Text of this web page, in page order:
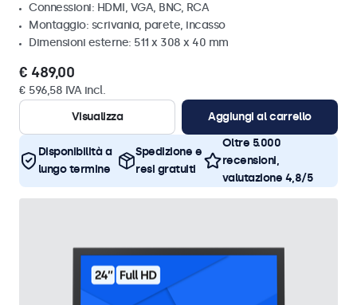
Connessioni: HDMI, VGA, BNC, RCA
Montaggio: scrivania, parete, incasso
Dimensioni esterne: 511 x 308 x 40 mm
€ 489,00
€ 596,58 IVA incl.
Visualizza
Aggiungi al carrello
Disponibilità a
lungo termine
Spedizione e
resi gratuiti
Oltre 5.000
recensioni,
valutazione 4,8/5